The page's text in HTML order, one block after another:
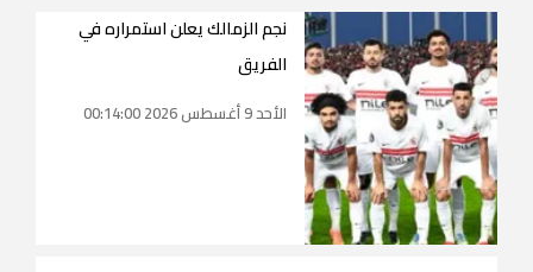
نجم الزمالك يعلن استمراره في
الفريق
الأحد 9 أغسطس 2026 00:14:00